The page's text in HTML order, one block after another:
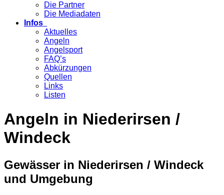
Die Partner
Die Mediadaten
Infos
Aktuelles
Angeln
Angelsport
FAQ’s
Abkürzungen
Quellen
Links
Listen
Angeln in Niederirsen /
Windeck
Gewässer in Niederirsen / Windeck
und Umgebung